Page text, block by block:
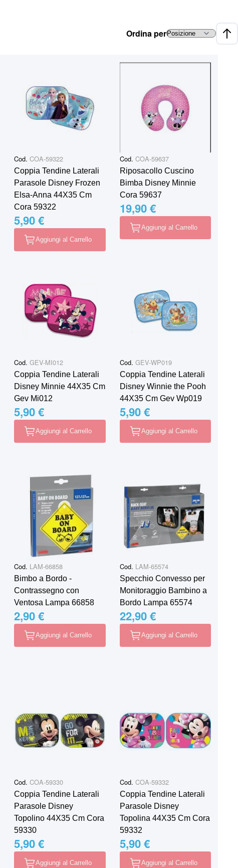
Ordina per
Cod. COA-59322
Coppia Tendine Laterali
Parasole Disney Frozen
Elsa-Anna 44X35 Cm
Cora 59322
5,90 €
Aggiungi al Carrello
Cod. COA-59637
Riposacollo Cuscino
Bimba Disney Minnie
Cora 59637
19,90 €
Aggiungi al Carrello
Cod. GEV-MI012
Coppia Tendine Laterali
Disney Minnie 44X35 Cm
Gev Mi012
5,90 €
Aggiungi al Carrello
Cod. GEV-WP019
Coppia Tendine Laterali
Disney Winnie the Pooh
44X35 Cm Gev Wp019
5,90 €
Aggiungi al Carrello
Cod. LAM-66858
Bimbo a Bordo -
Contrassegno con
Ventosa Lampa 66858
2,90 €
Aggiungi al Carrello
Cod. LAM-65574
Specchio Convesso per
Monitoraggio Bambino a
Bordo Lampa 65574
22,90 €
Aggiungi al Carrello
Cod. COA-59330
Coppia Tendine Laterali
Parasole Disney
Topolino 44X35 Cm Cora
59330
5,90 €
Aggiungi al Carrello
Cod. COA-59332
Coppia Tendine Laterali
Parasole Disney
Topolina 44X35 Cm Cora
59332
5,90 €
Aggiungi al Carrello